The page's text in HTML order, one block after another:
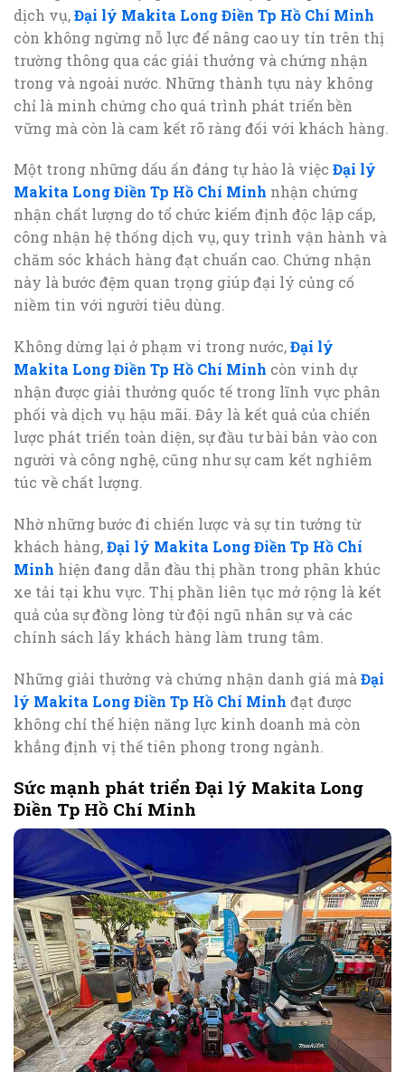
dịch vụ,Đại lý Makita Long Điền Tp Hồ Chí Minh
còn không ngừng nỗ lực để nâng cao uy tín trên thị
trường thông qua các giải thưởng và chứng nhận
trong và ngoài nước. Những thành tựu này không
chỉ là minh chứng cho quá trình phát triển bền
vững mà còn là cam kết rõ ràng đối với khách hàng.
Một trong những dấu ấn đáng tự hào là việc Đại lý
Makita Long Điền Tp Hồ Chí Minh nhận chứng
nhận chất lượng do tổ chức kiểm định độc lập cấp,
công nhận hệ thống dịch vụ, quy trình vận hành và
chăm sóc khách hàng đạt chuẩn cao. Chứng nhận
này là bước đệm quan trọng giúp đại lý củng cố
niềm tin với người tiêu dùng.
Không dừng lại ở phạm vi trong nước,Đại lý
Makita Long Điền Tp Hồ Chí Minh còn vinh dự
nhận được giải thưởng quốc tế trong lĩnh vực phân
phối và dịch vụ hậu mãi. Đây là kết quả của chiến
lược phát triển toàn diện, sự đầu tư bài bản vào con
người và công nghệ, cũng như sự cam kết nghiêm
túc về chất lượng.
Nhờ những bước đi chiến lược và sự tin tưởng từ
khách hàng,Đại lý Makita Long Điền Tp Hồ Chí
Minh hiện đang dẫn đầu thị phần trong phân khúc
xe tải tại khu vực. Thị phần liên tục mở rộng là kết
quả của sự đồng lòng từ đội ngũ nhân sự và các
chính sách lấy khách hàng làm trung tâm.
Những giải thưởng và chứng nhận danh giá mà Đại
lý Makita Long Điền Tp Hồ Chí Minh đạt được
không chỉ thể hiện năng lực kinh doanh mà còn
khẳng định vị thế tiên phong trong ngành.
Sức mạnh phát triển Đại lý Makita Long
Điền Tp Hồ Chí Minh